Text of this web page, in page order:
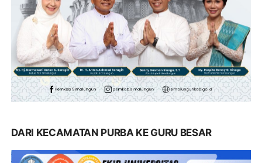
DARI KECAMATAN PURBA KE GURU BESAR